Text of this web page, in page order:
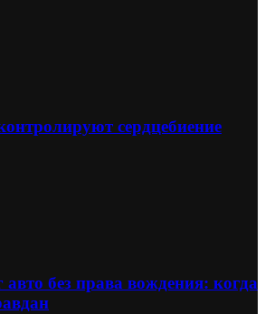
сердцебиение
авто без права вождения: когда